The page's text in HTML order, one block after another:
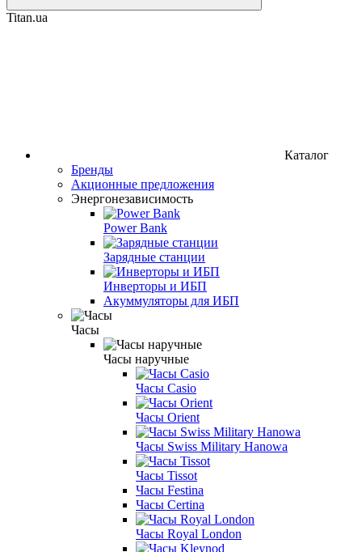
Titan.ua
Каталог
Бренды
Акционные предложения
Энергонезависимость
Power Bank
Зарядные станции
Инверторы и ИБП
Акуммуляторы для ИБП
Часы
Часы наручные
Часы Casio
Часы Orient
Часы Swiss Military Hanowa
Часы Tissot
Часы Festina
Часы Certina
Часы Royal London